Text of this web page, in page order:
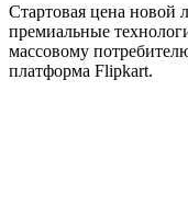
Стартовая цена новой
премиальные
массовому
платформа Flipkart.